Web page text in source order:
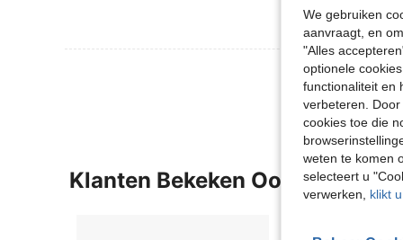
Meer
Klanten Bekeken Ook
We gebruiken
aanvraagt, en
"Alles
optionele
functionaliteit en
verbeteren.
cookies toe die
weten te komen
selecteert u
verwerken, klikt